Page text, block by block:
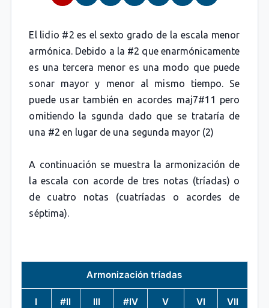
El lidio #2 es el sexto grado de la escala menor
armónica. Debido a la #2 que enarmónicamente
es una tercera menor es una modo que puede
sonar mayor y menor al mismo tiempo. Se
puede usar también en acordes maj7#11 pero
omitiendo la sgunda dado que se trataría de
una #2 en lugar de una segunda mayor (2)
A continuación se muestra la armonización de
la escala con acorde de tres notas (tríadas) o
de cuatro notas (cuatríadas o acordes de
séptima).
Armonización tríadas
I #II III #IV V VI VII